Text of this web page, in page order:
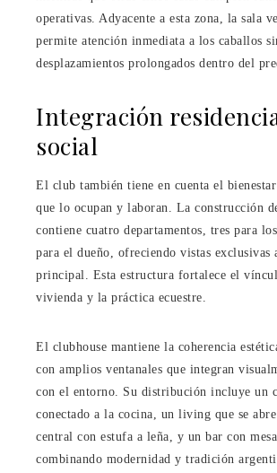
operativas. Adyacente a esta zona, la sala
permite atención inmediata a los caballos
desplazamientos prolongados dentro del
Integración
social
El club también tiene en cuenta el bienestar
que lo ocupan y laboran. La construcción
contiene cuatro departamentos, tres para
para el dueño, ofreciendo vistas exclusivas
principal. Esta estructura fortalece el
vivienda y la práctica ecuestre.
El clubhouse mantiene la coherencia
con amplios ventanales que integran
con el entorno. Su distribución incluye un
conectado a la cocina, un living que se
central con estufa a leña, y un bar con
combinando modernidad y tradición